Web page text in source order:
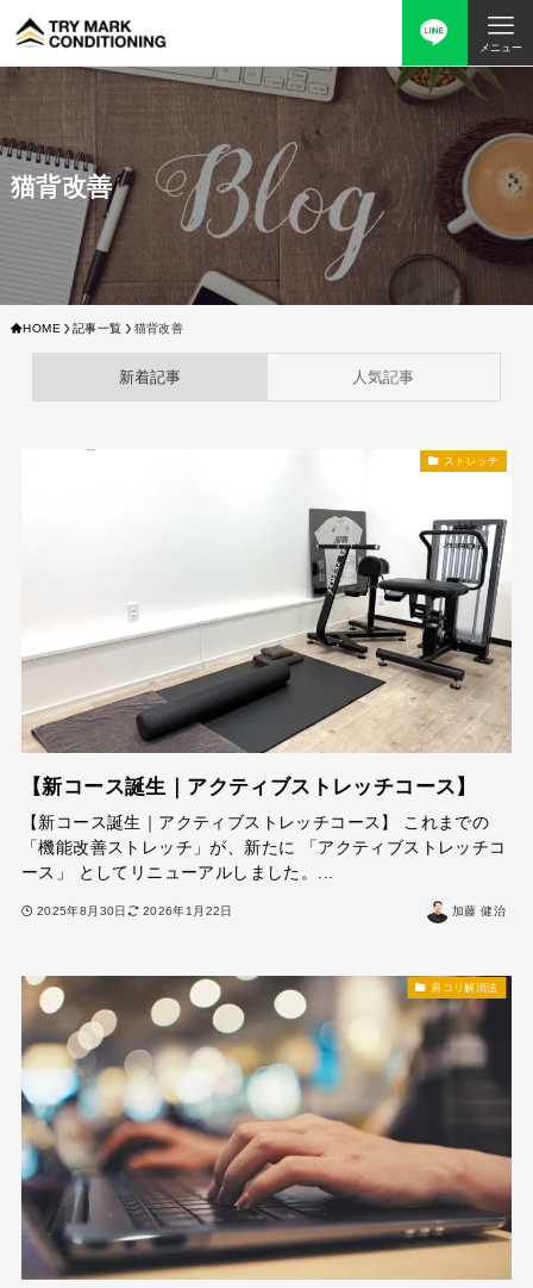
メニュー
猫背改善
HOME 記事一覧 猫背改善
新着記事 人気記事
ストレッチ
【新コース誕生｜アクティブストレッチコース】
【新コース誕生｜アクティブストレッチコース】 これまでの
「機能改善ストレッチ」が、新たに 「アクティブストレッチコ
ース」 としてリニューアルしました。...
2025年8月30日 2026年1月22日 加藤 健治
肩コリ解消法